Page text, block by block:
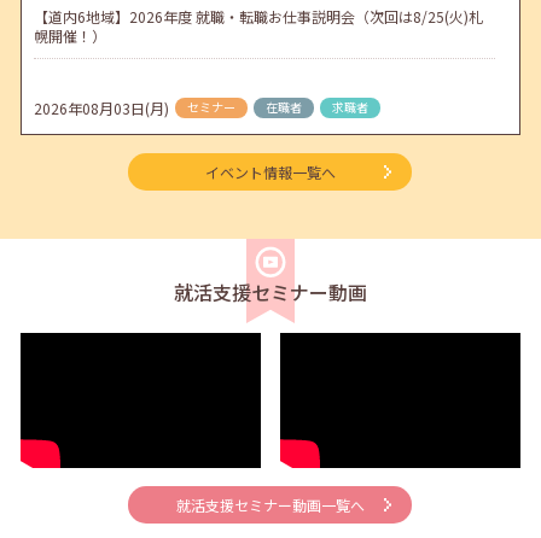
【道内6地域】2026年度 就職・転職お仕事説明会（次回は8/25(火)札
幌開催！）
2026年08月03日(月) セミナー 在職者 求職者
【函館・対面】9月4日（金）【未経験可】求人のリアルを知る人事担
当者へのインタビューセミナー 12:50～13:20
【北見・対面】9月16日（水）【未経験可】求人のリアルを知る人事担
当者へのインタビューセミナー 12:40～13:20
2026年08月01日(土) セミナー 在職者 学生 求職者
【オンライン】8月7日（金）こころの健康セルフケア 14:00～14:30
イベント情報一覧へ
就活支援セミナー動画
就活支援セミナー動画一覧へ